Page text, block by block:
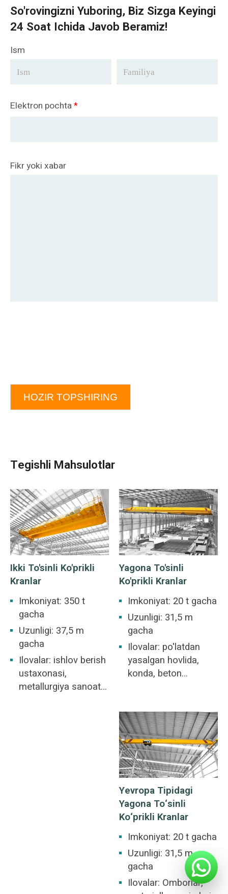
So'rovingizni Yuboring, Biz Sizga Keyingi
24 Soat Ichida Javob Beramiz!
Ism
Elektron pochta*
Fikr yoki xabar
HOZIR TOPSHIRING
Tegishli Mahsulotlar
Ikki To'sinli Ko'prikli
Kranlar
Imkoniyat: 350 t
gacha
Uzunligi: 37,5 m
gacha
Ilovalar: ishlov berish
ustaxonasi,
metallurgiya sanoati
Yagona To'sinli
Ko'prikli Kranlar
Imkoniyat: 20 t gacha
Uzunligi: 31,5 m
gacha
Ilovalar: po'latdan
yasalgan hovlida,
konda, beton
kema qurilishida va
hokazolarda
qo'llaniladi. Ko'prikli
kran turli xil yuk
ko'tarish ilovalariga
xizmat qiluvchi
ko'plab sanoat ish
joylarining umumiy
xususiyati.
Yevropa Tipidagi
Yagona To‘sinli
Ko‘prikli Kranlar
Imkoniyat: 20 t gacha
Uzunligi: 31,5 m
gacha
Ilovalar: Omborlar,